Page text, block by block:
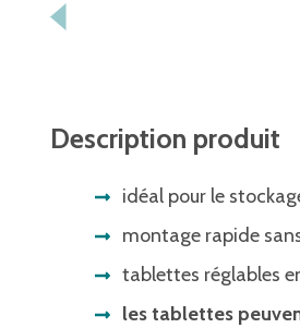
Description produit
idéal pour le
montage rapide
tablettes réglables
les tablettes